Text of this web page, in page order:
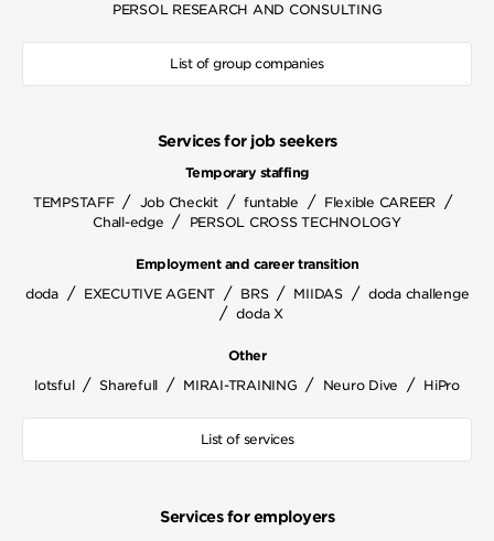
PERSOL RESEARCH AND CONSULTING
List of group companies
Services for job seekers
Temporary staffing
TEMPSTAFF / Job Checkit / funtable / Flexible CAREER /
Chall-edge / PERSOL CROSS TECHNOLOGY
Employment and career transition
doda / EXECUTIVE AGENT / BRS / MIIDAS / doda challenge
/ doda X
Other
lotsful / Sharefull / MIRAI-TRAINING / Neuro Dive / HiPro
List of services
Services for employers